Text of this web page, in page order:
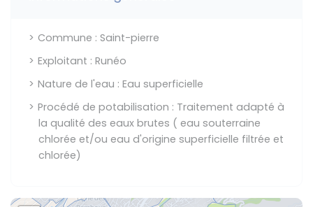
Commune : Saint-pierre
Exploitant : Runéo
Nature de l'eau : Eau superficielle
Procédé de potabilisation : Traitement adapté à
la qualité des eaux brutes ( eau souterraine
chlorée et/ou eau d'origine superficielle filtrée et
chlorée)